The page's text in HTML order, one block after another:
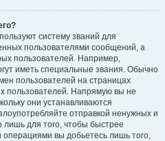
систему званий для
пользователями сообщений, а
пользователей. Например,
иметь специальные звания. Обычно
пользователей на страницах
пользователей. Напрямую вы не
они устанавливаются
отправкой ненужных и
для того, чтобы быстрее
вы добьетесь лишь того,